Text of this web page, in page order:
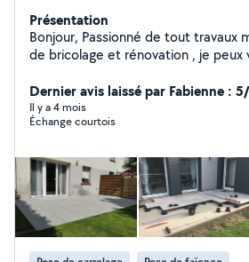
Présentation
Bonjour, Passionné de tout travaux manuel et passionné
de bricolage et rénovation , je peux
minutieux et aime le travail bien fait.
contacter!!
Dernier avis laissé par Fabienne :
Il y a 4 mois
Échange courtois